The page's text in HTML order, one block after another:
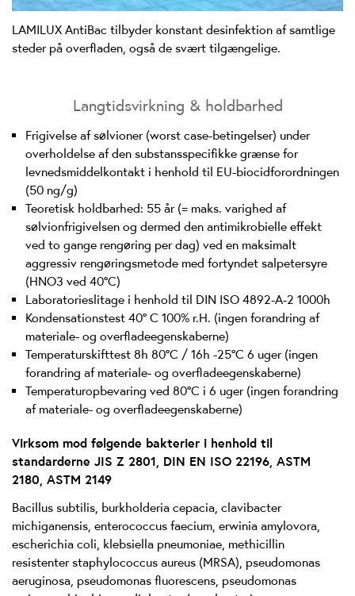
LAMILUX AntiBac tilbyder konstant desinfektion af samtlige
steder på overfladen, også de svært tilgængelige.
Langtidsvirkning & holdbarhed
Frigivelse af sølvioner (worst case-betingelser) under
overholdelse af den substansspecifikke grænse for
levnedsmiddelkontakt i henhold til EU-biocidforordningen
(50 ng/g)
Teoretisk holdbarhed: 55 år (= maks. varighed af
sølvionfrigivelsen og dermed den antimikrobielle effekt
ved to gange rengøring per dag) ved en maksimalt
aggressiv rengøringsmetode med fortyndet salpetersyre
(HNO3 ved 40°C)
Laboratorieslitage i henhold til DIN ISO 4892-A-2 1000h
Kondensationstest 40° C 100% r.H. (ingen forandring af
materiale- og overfladeegenskaberne)
Temperaturskifttest 8h 80°C / 16h -25°C 6 uger (ingen
forandring af materiale- og overfladeegenskaberne)
Temperaturopbevaring ved 80°C i 6 uger (ingen forandring
af materiale- og overfladeegenskaberne)
Virksom mod følgende bakterier i henhold til
standarderne JIS Z 2801, DIN EN ISO 22196, ASTM
2180, ASTM 2149
Bacillus subtilis, burkholderia cepacia, clavibacter
michiganensis, enterococcus faecium, erwinia amylovora,
escherichia coli, klebsiella pneumoniae, methicillin
resistenter staphylococcus aureus (MRSA), pseudomonas
aeruginosa, pseudomonas fluorescens, pseudomonas